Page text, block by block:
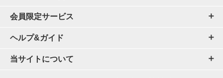
会員限定サービス
ヘルプ&ガイド
当サイトについて